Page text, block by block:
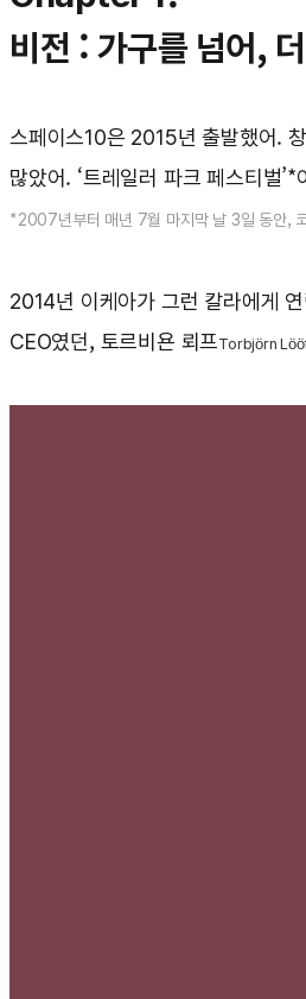
비전 : 가구를 넘어,
스페이스10은 2015년 출발했어.
많았어. ‘트레일러 파크 페스티벌
*2007년부터 매년 7월 마지막 날 3일 동안,
2014년 이케아가 그런 칼라에게
CEO였던, 토르비욘 뢰프Torbjörn